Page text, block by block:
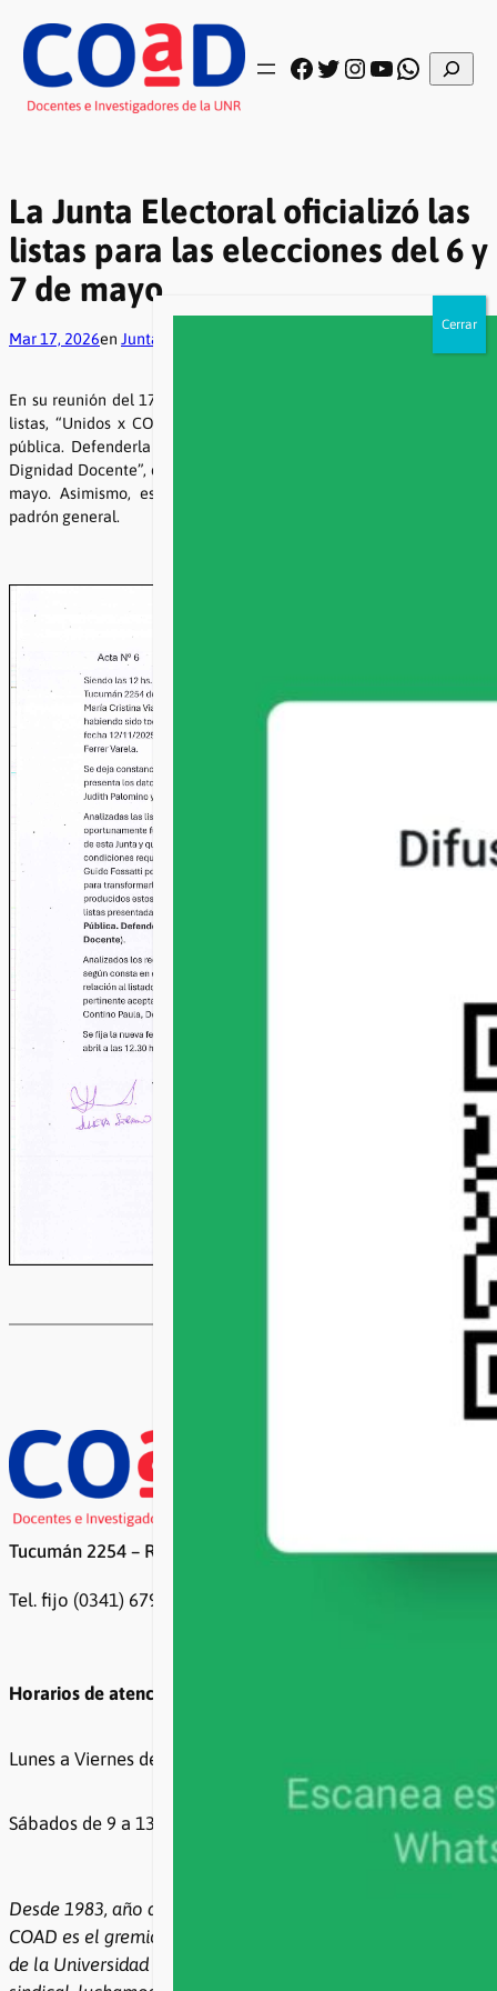
contenido
Facebook
Twitter
Instagram
YouTube
Buscar
La Junta Electoral oficializó las
listas para las elecciones del 6 y
7 de mayo
Mar 17, 2026en Juntas electorales
En su reunión del 17 de marzo, la Junta Electoral oficializó las tres
listas, “Unidos x COAD. Universidad Pública Siempre”, “Educación
pública. Defenderla para transformarla” y “Democracia Sindical y
Dignidad Docente”, que se presentarán en los comicios del 6 y 7 de
mayo. Asimismo, estableció modificaciones, altas y bajas en el
padrón general.
Tucumán 2254 – Rosario
Tel. fijo (0341) 6799500 / 6799499
Horarios de atención
Lunes a Viernes de 8 a 20hs
Sábados de 9 a 13hs
Desde 1983, año de la recuperación de la democracia,
COAD es el gremio de todxs lxs docentes e investigadores
de la Universidad Nacional de Rosario. Con democracia